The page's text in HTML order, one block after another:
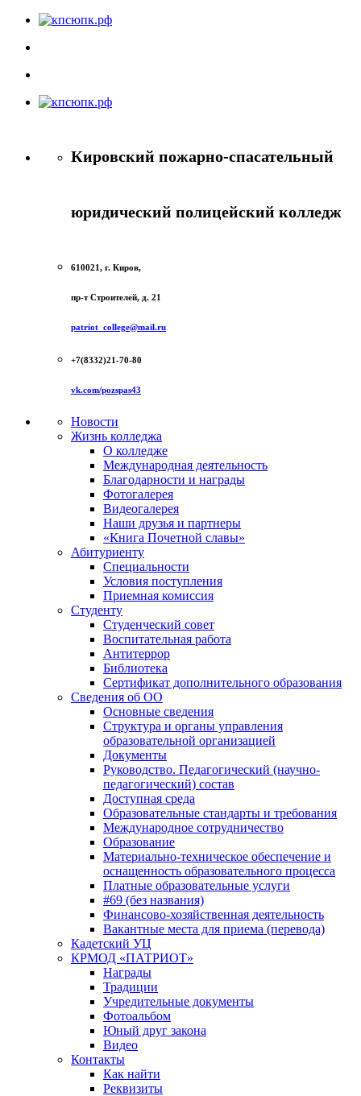
Кировский пожарно-спасательный
юридический полицейский колледж
610021, г. Киров,
пр-т Строителей, д. 21
patriot_college@mail.ru
+7(8332)21-70-80
vk.com/pozspas43
Новости
Жизнь колледжа
О колледже
Международная деятельность
Благодарности и награды
Фотогалерея
Видеогалерея
Наши друзья и партнеры
«Книга Почетной славы»
Абитуриенту
Специальности
Условия поступления
Приемная комиссия
Студенту
Студенческий совет
Воспитательная работа
Антитеррор
Библиотека
Сертификат дополнительного образования
Сведения об ОО
Основные сведения
Структура и органы управления
образовательной организацией
Документы
Руководство. Педагогический (научно-
педагогический) состав
Доступная среда
Образовательные стандарты и требования
Международное сотрудничество
Образование
Материально-техническое обеспечение и
оснащенность образовательного процесса
Платные образовательные услуги
#69 (без названия)
Финансово-хозяйственная деятельность
Вакантные места для приема (перевода)
Кадетский УЦ
КРМОД «ПАТРИОТ»
Награды
Традиции
Учредительные документы
Фотоальбом
Юный друг закона
Видео
Контакты
Как найти
Реквизиты